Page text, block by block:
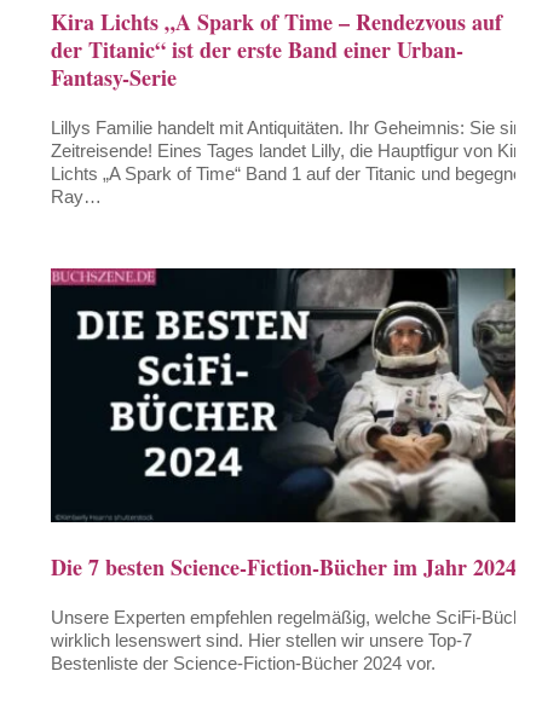
Kira Lichts „A Spark of Time – Rendezvous auf
der Titanic“ ist der erste Band einer Urban-
Fantasy-Serie
Lillys Familie handelt mit Antiquitäten. Ihr Geheimnis: Sie sind
Zeitreisende! Eines Tages landet Lilly, die Hauptfigur von Kira
Lichts „A Spark of Time“ Band 1 auf der Titanic und begegnet
Ray…
Die 7 besten Science-Fiction-Bücher im Jahr 2024
Unsere Experten empfehlen regelmäßig, welche SciFi-Bücher
wirklich lesenswert sind. Hier stellen wir unsere Top-7
Bestenliste der Science-Fiction-Bücher 2024 vor.